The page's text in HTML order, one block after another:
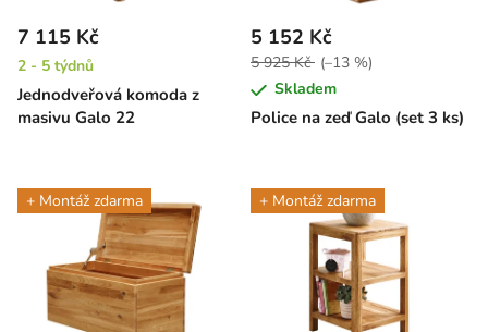
Jednodveřová komoda z
masivu Galo 22
7 115 Kč
2 - 5 týdnů
Police na zeď Galo (set 3 ks)
5 152 Kč
5 925 Kč (–13 %)
Skladem
+ Montáž zdarma + Montáž zdarma